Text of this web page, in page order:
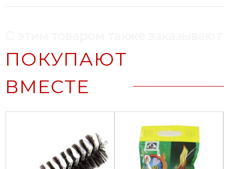
ПОКУПАЮТ
ВМЕСТЕ